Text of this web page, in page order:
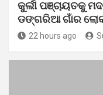
କୁର୍ଲୀ ପଞ୍ଚାୟତକୁ
ଡଙ୍ଗରିଆ ଗାଁର
22 hours ago